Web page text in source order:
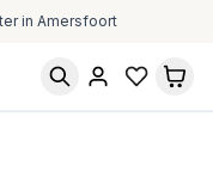
in Amersfoort